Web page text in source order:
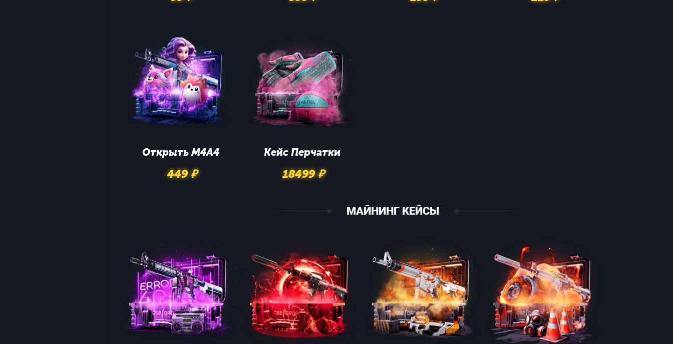
ОткрытьM4A4
449 ₽
Кейс Перчатки
18499 ₽
МАЙНИНГ КЕЙСЫ